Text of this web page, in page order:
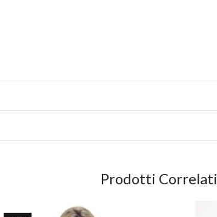
Prodotti Correlati